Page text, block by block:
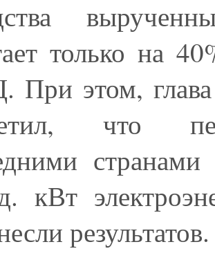
только на
При этом, глава
что
кВт
результатов.